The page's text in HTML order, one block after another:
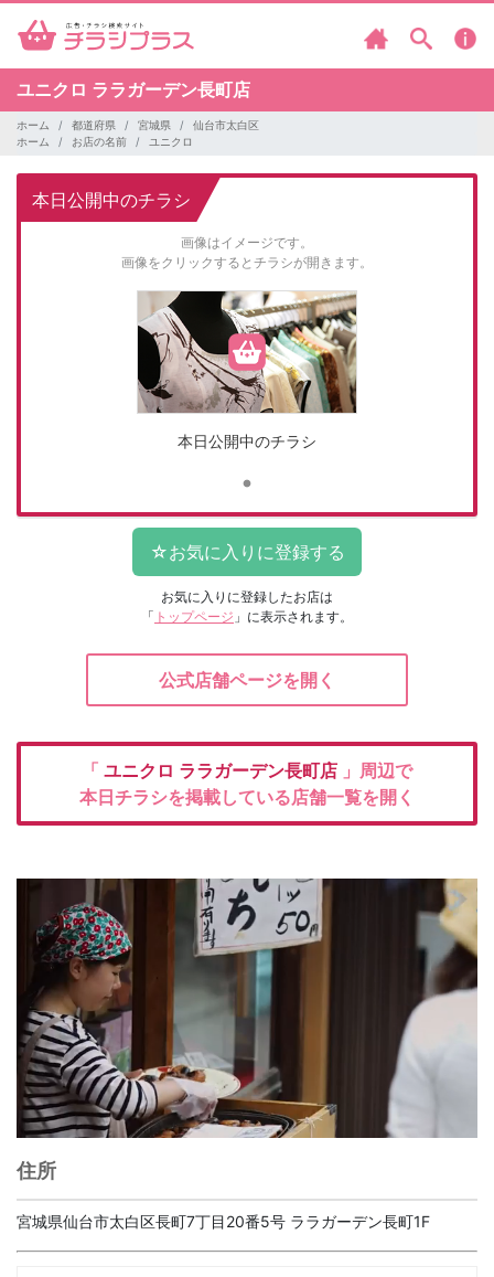
ユニクロ ララガーデン長町店
ホーム 都道府県 宮城県
仙台市太白区
ホーム
お店の名前 ユニクロ
本日公開中のチラシ
画像はイメージです。
画像をクリックするとチラシが開きます。
本日公開中のチラシ
お気に入りに登録したお店は
「 トップページ 」に表示されます。
公式店舗ページを開く
「 ユニクロ ララガーデン長町店 」周辺で
本日チラシを掲載している店舗一覧を開く
住所
宮城県仙台市太白区長町7丁目20番5号 ララガーデン長町1F